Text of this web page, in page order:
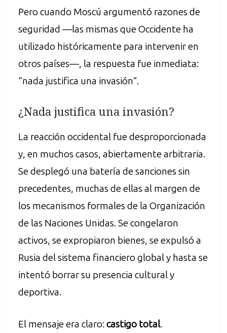
Pero cuando Moscú argumentó razones de
seguridad —las mismas que Occidente ha
utilizado históricamente para intervenir en
otros países—, la respuesta fue inmediata:
“nada justifica una invasión”.
¿Nada justifica una invasión?
La reacción occidental fue desproporcionada
y, en muchos casos, abiertamente arbitraria.
Se desplegó una batería de sanciones sin
precedentes, muchas de ellas al margen de
los mecanismos formales de la Organización
de las Naciones Unidas. Se congelaron
activos, se expropiaron bienes, se expulsó a
Rusia del sistema financiero global y hasta se
intentó borrar su presencia cultural y
deportiva.
El mensaje era claro: castigo total.